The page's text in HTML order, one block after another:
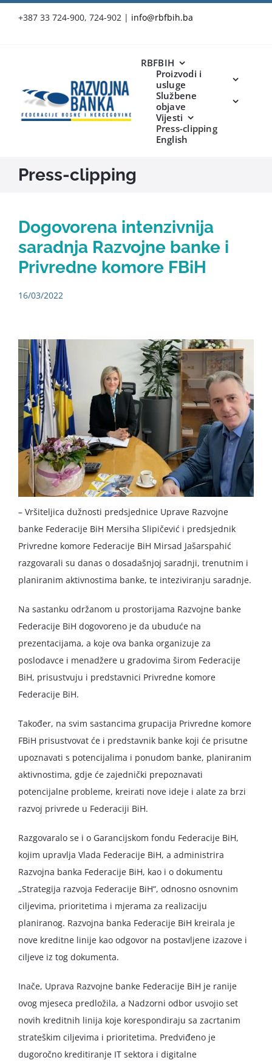
+387 33 724-900, 724-902 | info@rbfbih.ba
RBFBIH
Proizvodi i
usluge
Službene
objave
Vijesti
Press-clipping
English
Press-clipping
Dogovorena intenzivnija
saradnja Razvojne banke i
Privredne komore FBiH
16/03/2022
– Vršiteljica dužnosti predsjednice Uprave Razvojne
banke Federacije BiH Mersiha Slipičević i predsjednik
Privredne komore Federacije BiH Mirsad Jašarspahić
razgovarali su danas o dosadašnjoj saradnji, trenutnim i
planiranim aktivnostima banke, te inteziviranju saradnje.
Na sastanku održanom u prostorijama Razvojne banke
Federacije BiH dogovoreno je da ubuduće na
prezentacijama, a koje ova banka organizuje za
poslodavce i menadžere u gradovima širom Federacije
BiH, prisustvuju i predstavnici Privredne komore
Federacije BiH.
Također, na svim sastancima grupacija Privredne komore
FBiH prisustvovat će i predstavnik banke koji će prisutne
upoznavati s potencijalima i ponudom banke, planiranim
aktivnostima, gdje će zajednički prepoznavati
potencijalne probleme, kreirati nove ideje i alate za brzi
razvoj privrede u Federaciji BiH.
Razgovaralo se i o Garancijskom fondu Federacije BiH,
kojim upravlja Vlada Federacije BiH, a administrira
Razvojna banka Federacije BiH, kao i o dokumentu
„Strategija razvoja Federacije BiH“, odnosno osnovnim
ciljevima, prioritetima i mjerama za realizaciju
planiranog. Razvojna banka Federacije BiH kreirala je
nove kreditne linije kao odgovor na postavljene izazove i
ciljeve iz tog dokumenta.
Inače, Uprava Razvojne banke Federacije BiH je ranije
ovog mjeseca predložila, a Nadzorni odbor usvojio set
novih kreditnih linija koje korespondiraju sa zacrtanim
strateškim ciljevima i prioritetima. Predviđeno je
dugoročno kreditiranje IT sektora i digitalne